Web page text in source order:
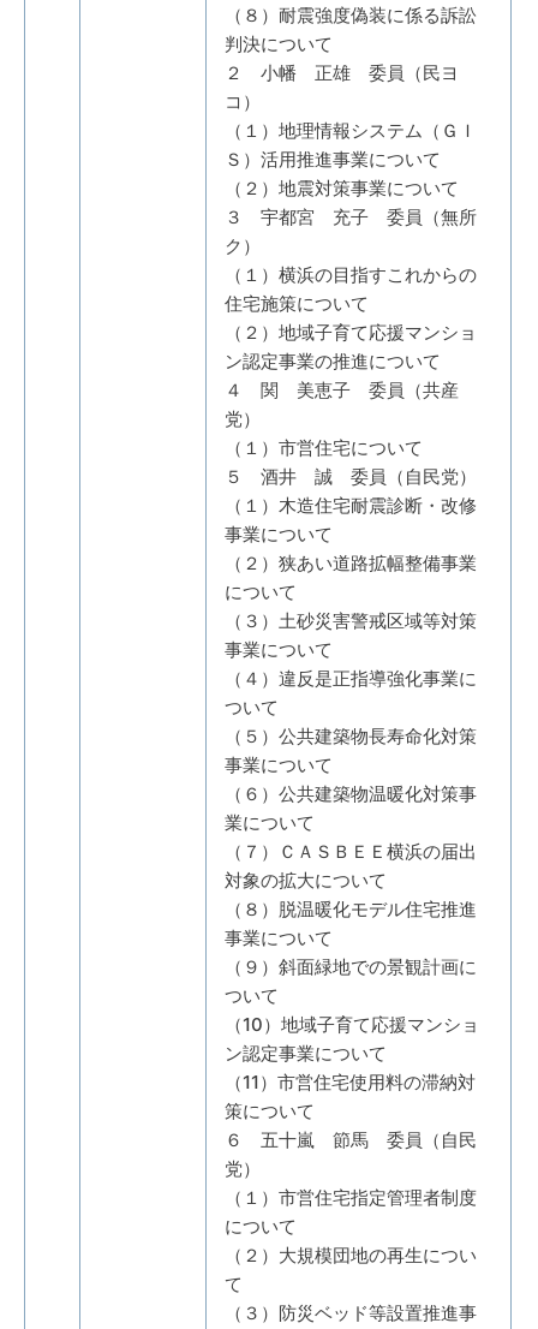
（８）耐震強度偽装に係る訴訟
判決について
２ 小幡 正雄 委員（民ヨ
コ）
（１）地理情報システム（ＧＩ
Ｓ）活用推進事業について
（２）地震対策事業について
３ 宇都宮 充子 委員（無所
ク）
（１）横浜の目指すこれからの
住宅施策について
（２）地域子育て応援マンショ
ン認定事業の推進について
４ 関 美恵子 委員（共産
党）
（１）市営住宅について
５ 酒井 誠 委員（自民党）
（１）木造住宅耐震診断・改修
事業について
（２）狭あい道路拡幅整備事業
について
（３）土砂災害警戒区域等対策
事業について
（４）違反是正指導強化事業に
ついて
（５）公共建築物長寿命化対策
事業について
（６）公共建築物温暖化対策事
業について
（７）ＣＡＳＢＥＥ横浜の届出
対象の拡大について
（８）脱温暖化モデル住宅推進
事業について
（９）斜面緑地での景観計画に
ついて
（10）地域子育て応援マンショ
ン認定事業について
（11）市営住宅使用料の滞納対
策について
６ 五十嵐 節馬 委員（自民
党）
（１）市営住宅指定管理者制度
について
（２）大規模団地の再生につい
て
（３）防災ベッド等設置推進事